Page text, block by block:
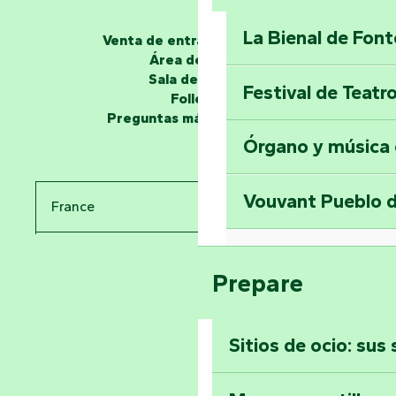
Los narradores
Desvela los
Viaje en el
Suba a lo alto de
La Bienal de
Festival de
Órgano y
Vouvant Pueblo
Toda la agenda
Prepare
Sitios de ocio: sus
Venta de entradas en línea
Área de grupo
Sala de prensa
Folletos
Preguntas más frecuentes
France